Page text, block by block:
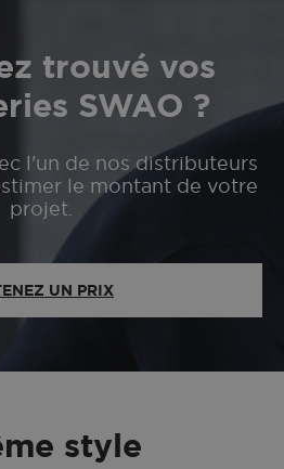
trouvé vos
SWAO ?
l'un de nos distributeurs
le montant de votre
projet.
UN PRIX
style